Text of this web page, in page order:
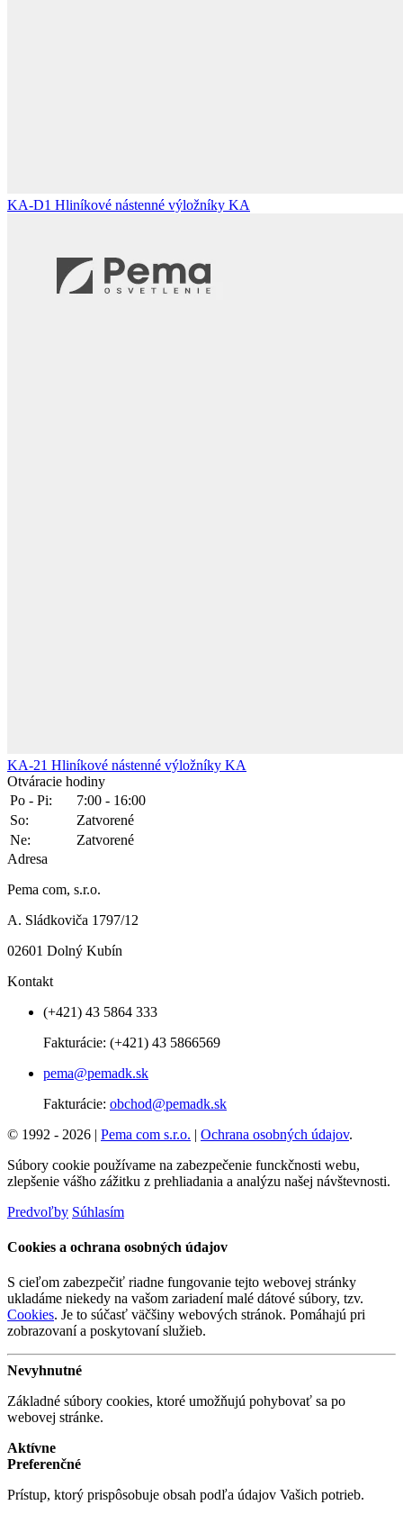
KA-D1 Hliníkové nástenné výložníky KA
KA-21 Hliníkové nástenné výložníky KA
Otváracie hodiny
Po - Pi:
7:00 - 16:00
So:
Zatvorené
Ne:
Zatvorené
Adresa
Pema com, s.r.o.
A. Sládkoviča 1797/12
02601 Dolný Kubín
Kontakt
(+421) 43 5864 333
Fakturácie: (+421) 43 5866569
pema@pemadk.sk
Fakturácie: obchod@pemadk.sk
© 1992 - 2026 | Pema com s.r.o. | Ochrana osobných údajov.
Súbory cookie používame na zabezpečenie funckčnosti webu,
zlepšenie vášho zážitku z prehliadania a analýzu našej návštevnosti.
Predvoľby Súhlasím
Cookies a ochrana osobných údajov
S cieľom zabezpečiť riadne fungovanie tejto webovej stránky
ukladáme niekedy na vašom zariadení malé dátové súbory, tzv.
Cookies. Je to súčasť väčšiny webových stránok. Pomáhajú pri
zobrazovaní a poskytovaní služieb.
Nevyhnutné
Základné súbory cookies, ktoré umožňujú pohybovať sa po
webovej stránke.
Aktívne
Preferenčné
Prístup, ktorý prispôsobuje obsah podľa údajov Vašich potrieb.